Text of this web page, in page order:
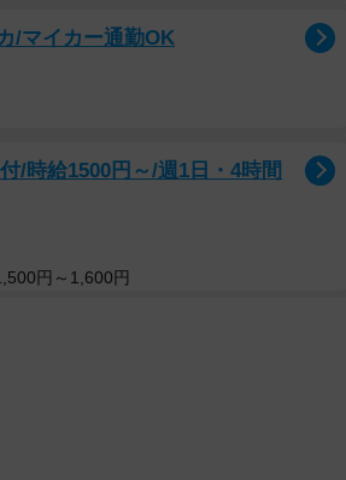
け通知」の案内のメッセージ
によるメッセージの送信リクエストが
トに「ＬＩＮＥ」を名乗るアカウント
詐欺」かと不審に思い、翌日、荷物を
のじゃないと思います」とのこと。で
/マイカー通勤OK
/時給1500円～/週1日・4時間
円～1,600円